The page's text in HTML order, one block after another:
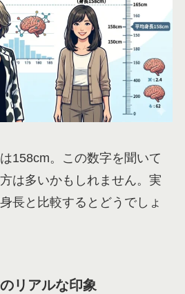
158cm。この数字を聞いて
は多いかもしれません。実
長と比較するとどうでしょ
リアルな印象